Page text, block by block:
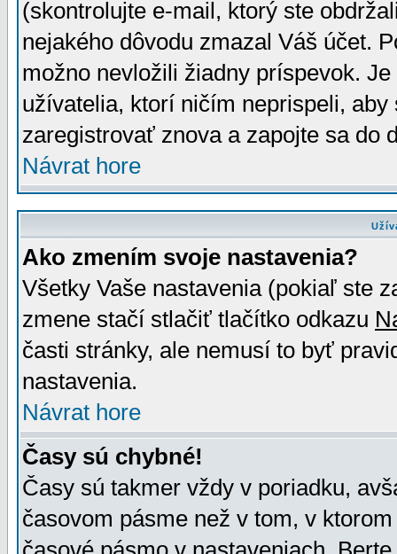
(skontrolujte e-mail, ktorý ste
nejakého dôvodu zmazal Váš účet.
možno nevložili žiadny príspevok.
užívatelia, ktorí ničím neprispeli,
zaregistrovať znova a zapojte sa do
Návrat hore
Ako zmením svoje nastavenia?
Všetky Vaše nastavenia (pokiaľ ste
zmene stačí stlačiť tlačítko odkazu
časti stránky, ale nemusí to byť
nastavenia.
Návrat hore
Časy sú chybné!
Časy sú takmer vždy v poriadku,
časovom pásme než v tom, v